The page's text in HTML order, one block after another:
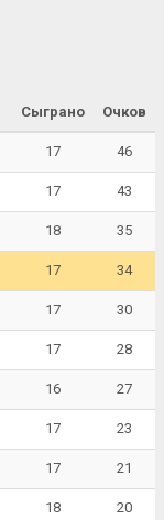
Сыграно Очков
17 46
17 43
18 35
17 34
17 30
17 28
16 27
17 23
17 21
18 20